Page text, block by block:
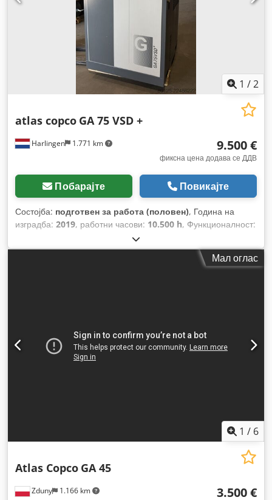
1 /2
Harlingen 1.771 km
atlas copco GA 75 VSD +
9.500 €
фиксна цена додава се ДДВ
Побарајте Повикајте
Состојба: подготвен за работа (половен), Година на
изградба: 2019, работни часови: 10.500 h, Функционалност:
, вкупна тежина:
kW (101,97 коњски сили), волуменски проток:476 m³/ч,
воздух,
Мал оглас
1 / 6
Zduny 1.166 km
Atlas Copco GA 45
3.500 €